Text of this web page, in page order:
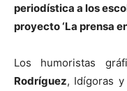
periodística a los
proyecto ‘La prensa
Los humoristas
Rodríguez, Idígoras